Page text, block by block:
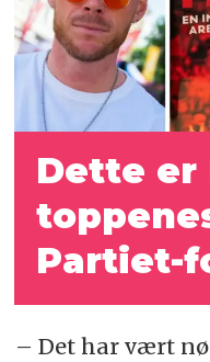
Dette er
Partiet-
– Det har vært